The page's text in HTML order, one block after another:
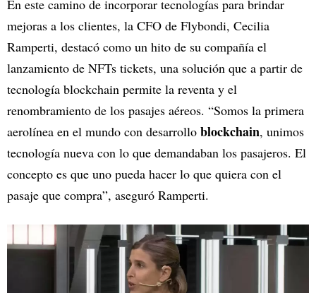
En este camino de incorporar tecnologías para brindar
mejoras a los clientes, la CFO de Flybondi, Cecilia
Ramperti, destacó como un hito de su compañía el
lanzamiento de NFTs tickets, una solución que a partir de
tecnología blockchain permite la reventa y el
renombramiento de los pasajes aéreos. “Somos la primera
aerolínea en el mundo con desarrollo blockchain, unimos
tecnología nueva con lo que demandaban los pasajeros. El
concepto es que uno pueda hacer lo que quiera con el
pasaje que compra”, aseguró Ramperti.